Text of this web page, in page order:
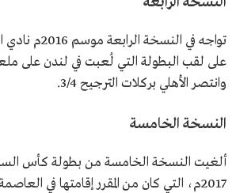
تواجه في النسخة الرابعة موسم 2016م نادي الهلال والنادي
على لقب البطولة التي لُعبت في لندن على
وانتصر الأهلي بركلات الترجيح 3/4.
النسخة الخامسة
ألغيت النسخة الخامسة من بطولة كأس
2017م، التي كان من المقرر إقامتها في العاصمة الإماراتية أبوظبي.